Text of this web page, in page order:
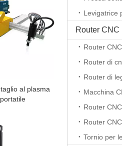
al plasma
Router CNC
Router
Router di
Router di
Router
Tornio per